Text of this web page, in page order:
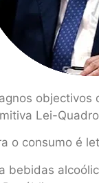
Lei-
o consumo é